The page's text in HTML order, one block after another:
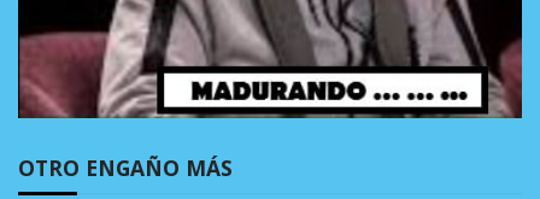
OTRO ENGAÑO MÁS